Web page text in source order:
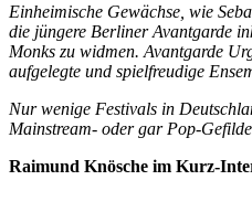
Einheimische Gewächse, wie
die jüngere Berliner Avantgarde
Monks zu widmen. Avantgarde
aufgelegte und spielfreudige
Nur wenige Festivals in
Mainstream- oder gar Pop-
Raimund Knösche im Kurz-